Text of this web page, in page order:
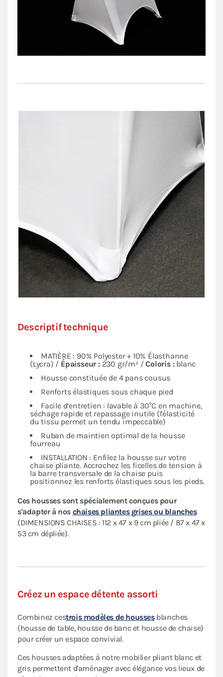
Descriptif technique
MATIÈRE : 90% Polyester + 10% Élasthanne
(Lycra) / Épaisseur :230 gr/m² /Coloris :blanc
Housse constituée de 4 pans cousus
Renforts élastiques sous chaque pied
Facile d’entretien : lavable à 30°C en machine,
séchage rapide et repassage inutile (l'élasticité
du tissu permet un tendu impeccable)
Ruban de maintien optimal de la housse
fourreau
INSTALLATION : Enfilez la housse sur votre
chaise pliante. Accrochez les ficelles de tension à
la barre transversale de la chaise puis
positionnez les renforts élastiques sous les pieds.
Ces housses sont spécialement conçues pour
s'adapter à nos chaises pliantes grises ou blanches
(DIMENSIONS CHAISES : 112 x 47 x 9 cm pliée / 87 x 47 x
53 cm dépliée).
Créez un espace détente assorti
Combinez cestrois modèles de houssesblanches
(housse de table, housse de banc et housse de chaise)
pour créer un espace convivial.
Ces housses adaptées à notre mobilier pliant blanc et
gris permettent d'aménager avec élégance vos lieux de